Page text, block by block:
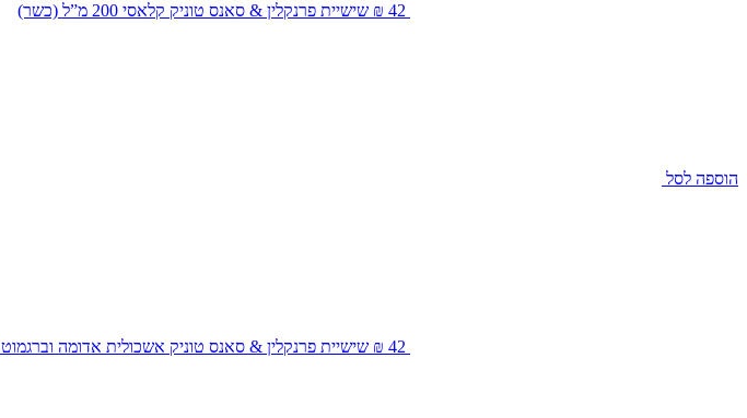
42 ₪ שישיית פרנקלין & סאנס טוניק קלאסי 200 מ”ל (כשר)
הוספה לסל
42 ₪ שישיית פרנקלין & סאנס טוניק אשכולית אדומה וברגמוט 200 מ”ל (כשר)